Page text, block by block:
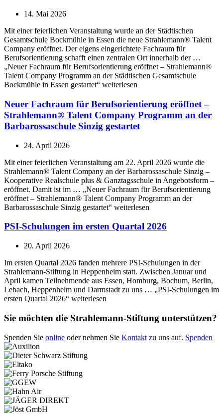
14. Mai 2026
Mit einer feierlichen Veranstaltung wurde an der Städtischen
Gesamtschule Bockmühle in Essen die neue Strahlemann® Talent
Company eröffnet. Der eigens eingerichtete Fachraum für
Berufsorientierung schafft einen zentralen Ort innerhalb der …
„Neuer Fachraum für Berufsorientierung eröffnet – Strahlemann®
Talent Company Programm an der Städtischen Gesamtschule
Bockmühle in Essen gestartet“ weiterlesen
Neuer Fachraum für Berufsorientierung eröffnet –
Strahlemann® Talent Company Programm an der
Barbarossaschule Sinzig gestartet
24. April 2026
Mit einer feierlichen Veranstaltung am 22. April 2026 wurde die
Strahlemann® Talent Company an der Barbarossaschule Sinzig –
Kooperative Realschule plus & Ganztagsschule in Angebotsform –
eröffnet. Damit ist im … „Neuer Fachraum für Berufsorientierung
eröffnet – Strahlemann® Talent Company Programm an der
Barbarossaschule Sinzig gestartet“ weiterlesen
PSI-Schulungen im ersten Quartal 2026
20. April 2026
Im ersten Quartal 2026 fanden mehrere PSI-Schulungen in der
Strahlemann-Stiftung in Heppenheim statt. Zwischen Januar und
April kamen Teilnehmende aus Essen, Homburg, Bochum, Berlin,
Lebach, Heppenheim und Darmstadt zu uns … „PSI-Schulungen im
ersten Quartal 2026“ weiterlesen
Sie möchten die Strahlemann-Stiftung unterstützen?
Spenden Sie online oder nehmen Sie Kontakt zu uns auf. Spenden